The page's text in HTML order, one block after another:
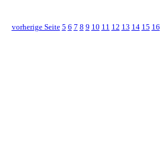
vorherige Seite 5 6 7 8 9 10 11 12 13 14 15 16